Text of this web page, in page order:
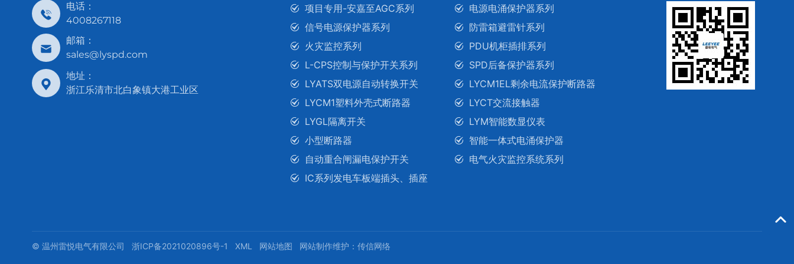
电话：
4008267118
邮箱：
sales@lyspd.com
地址：
浙江乐清市北白象镇大港工业区
项目专用-安嘉至AGC系列
电源电涌保护器系列
信号电源保护器系列
防雷箱避雷针系列
火灾监控系列
PDU机柜插排系列
L-CPS控制与保护开关系列
SPD后备保护器系列
LYATS双电源自动转换开关
LYCM1EL剩余电流保护断路器
LYCM1塑料外壳式断路器
LYCT交流接触器
LYGL隔离开关
LYM智能数显仪表
小型断路器
智能一体式电涌保护器
自动重合闸漏电保护开关
电气火灾监控系统系列
IC系列发电车板端插头、插座
© 温州雷悦电气有限公司 浙ICP备2021020896号-1 XML 网站地图 网站制作维护： 传信网络